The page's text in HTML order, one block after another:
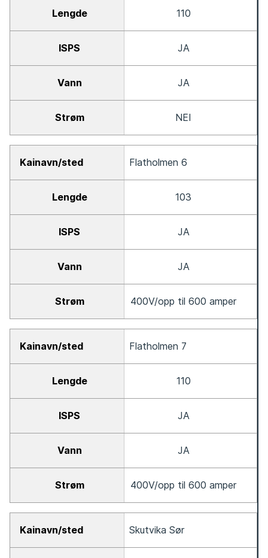
110
JA
JA
NEI
Flatholmen 6
103
JA
JA
400V/opp til 600 amper
Flatholmen 7
110
JA
JA
400V/opp til 600 amper
Skutvika Sør